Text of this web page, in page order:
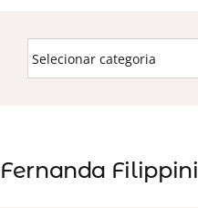
Fernanda Filippini